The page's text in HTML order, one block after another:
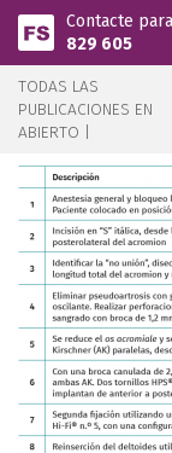
Pasar alContacte
829 605
TODAS LAS
PUBLICACIONES EN
ABIERTO |